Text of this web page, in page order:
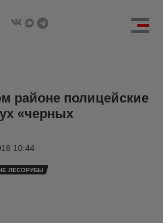
районе полицейские
«черных
10:44
ЛЕСОРУБЫ